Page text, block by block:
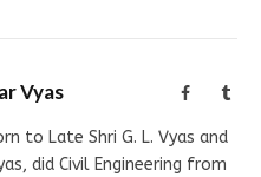
Vyas Facebook
to Late Shri G. L. Vyas and
did Civil Engineering from